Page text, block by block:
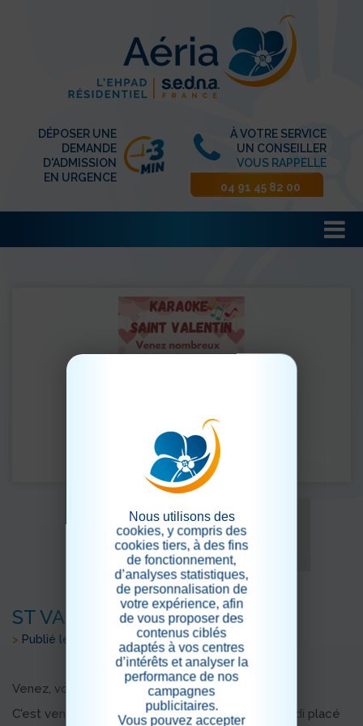
DÉPOSER UNE
DEMANDE
D'ADMISSION
EN URGENCE
À VOTRE SERVICE
UN CONSEILLER
VOUS RAPPELLE
04 91 45 82 00
ST VALENTIN RENDEZ VOUS
> Publié le 10/02/2025
Venez, vous y serez les bienvenus !
C'est vendredi, à partir de 15h, pour une après-midi placé
Nous utilisons des
cookies, y compris des
cookies tiers, à des fins
de fonctionnement,
d’analyses statistiques,
de personnalisation de
votre expérience, afin
de vous proposer des
contenus ciblés
adaptés à vos centres
d’intérêts et analyser la
performance de nos
campagnes
publicitaires.
Vous pouvez accepter